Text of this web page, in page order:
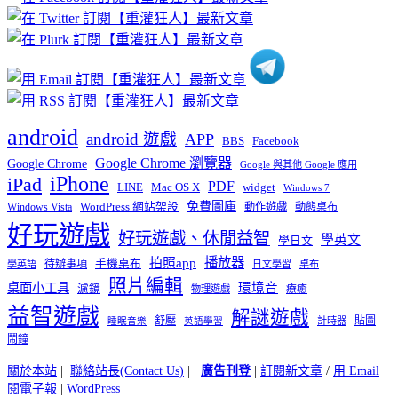
分
類
android android 遊戲 APP BBS Facebook
Google Chrome Google Chrome 瀏覽器 Google 與其他 Google 應用
iPad iPhone LINE Mac OS X PDF widget Windows 7
Windows Vista WordPress 網站架設 免費圖庫 動作遊戲 動態桌布
好玩遊戲 好玩遊戲、休閒益智 學日文 學英文
學英語 待辦事項 手機桌布 拍照app 播放器 日文學習 桌布
桌面小工具 濾鏡 照片編輯 物理遊戲 環境音 療癒
益智遊戲 睡眠音樂 舒壓 英語學習 解謎遊戲 計時器
貼圖
鬧鐘
關於本站 聯絡站長(Contact Us) 廣告刊登| 訂閱新文章 / 用 Email
閱電子報
WordPress